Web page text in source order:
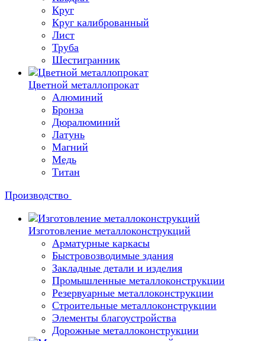
Круг
Круг калиброванный
Лист
Труба
Шестигранник
Цветной металлопрокат
Алюминий
Бронза
Дюралюминий
Латунь
Магний
Медь
Титан
Производство
Изготовление металлоконструкций
Арматурные каркасы
Быстровозводимые здания
Закладные детали и изделия
Промышленные металлоконструкции
Резервуарные металлоконструкции
Строительные металлоконструкции
Элементы благоустройства
Дорожные металлоконструкции